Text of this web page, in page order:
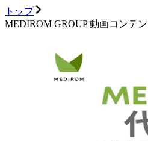
トップ
MEDIROM GROUP 動画コンテ